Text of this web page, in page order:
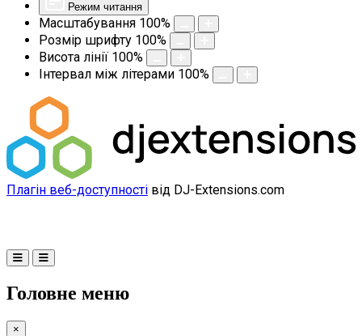
Режим читання
Масштабування 100%
Розмір шрифту 100%
Висота лінії 100%
Інтервал між літерами 100%
Плагін веб-доступності від DJ-Extensions.com
Головне меню
×